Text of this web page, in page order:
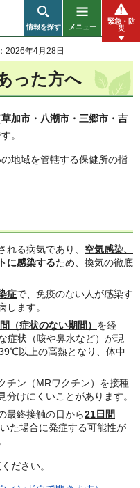
情報を探す メニュー
緊急・防
災
2026年4月28日
った方へ
加市・八潮市・三郷市・吉
。
地域を管轄する保健所の指
れる病気であり、 空気感染、
に感染するため、換気の徹底
症で、免疫のない人が感染す
します。
（症状のない期間） を経
症状（咳や鼻水など）が現
以上の高熱となり、体中
チン（MRワクチン）を接種
分けにくいことがあります。
最終接触の日から21日間
た場合に発症する可能性が
ださい。